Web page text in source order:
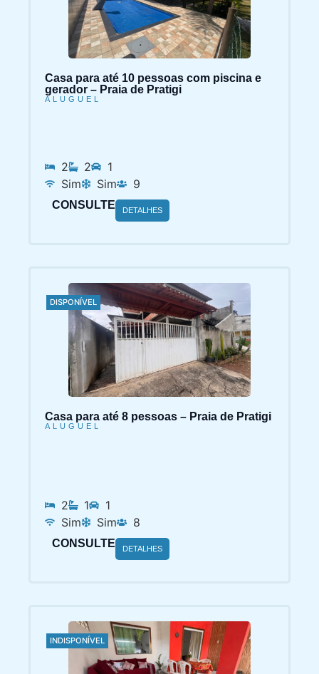
Casa para até 10 pessoas com piscina e
gerador – Praia de Pratigi
ALUGUEL
2 2
1
Sim
Sim 9
CONSULTE DETALHES
DISPONÍVEL
Casa para até 8 pessoas – Praia de Pratigi
ALUGUEL
2 1
1
Sim
Sim 8
CONSULTE DETALHES
INDISPONÍVEL